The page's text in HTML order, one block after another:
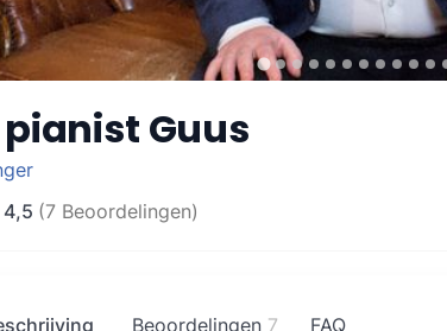
Guus
4,5 (7 Beoordelingen)
Beoordelingen 7 FAQ